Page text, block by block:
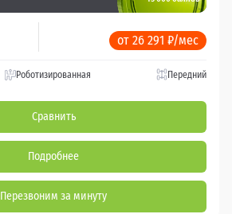
от 26 291 ₽/мес
Роботизированная Передний
Сравнить
Подробнее
Перезвоним за минуту